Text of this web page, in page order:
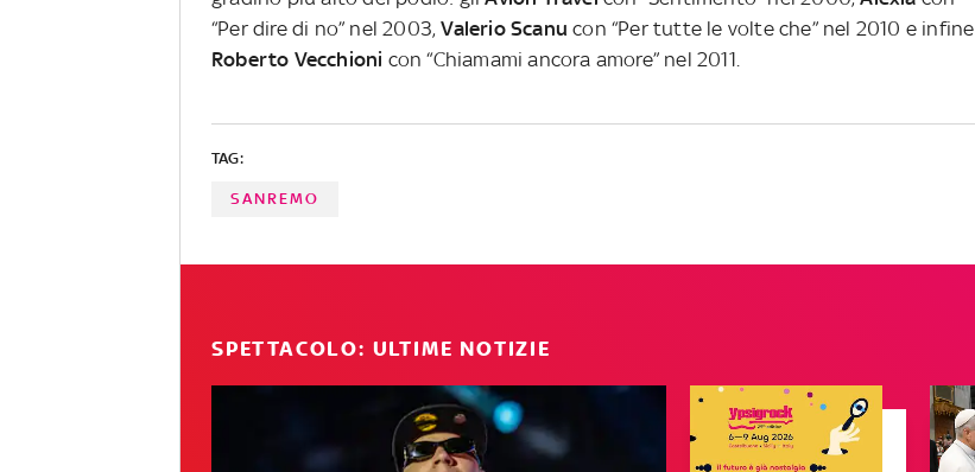
“Per dire di no” nel 2003,Valerio Scanu con “Per tutte le volte che” nel 2010 e infine
Roberto Vecchioni con “Chiamami ancora amore” nel 2011.
TAG:
SANREMO
SPETTACOLO: ULTIME NOTIZIE